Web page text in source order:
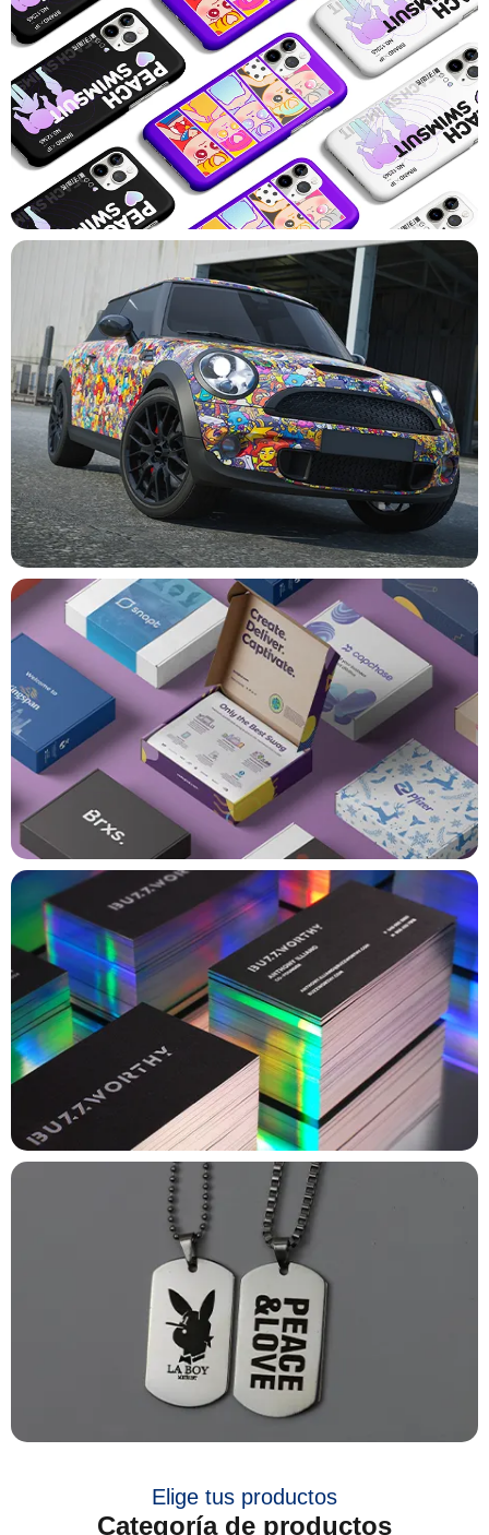
Elige tus productos
Categoría de productos